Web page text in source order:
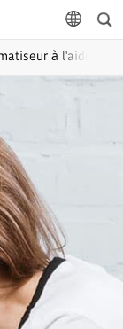
à l'aide de